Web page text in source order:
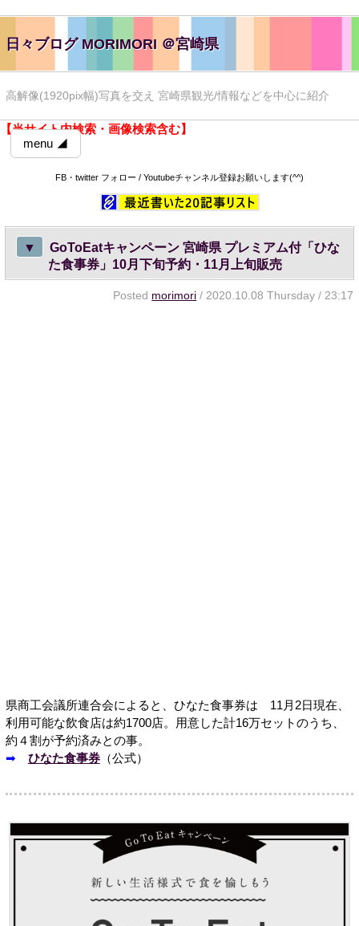
日々ブログ MORIMORI ＠宮崎県
高解像(1920pix幅)写真を交え 宮崎県観光/情報などを中心に紹介
【当サイト内検索・画像検索含む】
menu ◢
FB・twitter フォロー / Youtubeチャンネル登録お願いします(^^)
▼
GoToEatキャンペーン 宮崎県 プレミアム付「ひな
た食事券」10月下旬予約・11月上旬販売
Posted morimori / 2020.10.08 Thursday / 23:17
県商工会議所連合会によると、ひなた食事券は 11月2日現在、
利用可能な飲食店は約1700店。用意した計16万セットのうち、
約４割が予約済みとの事。
➡
ひなた食事券（公式）